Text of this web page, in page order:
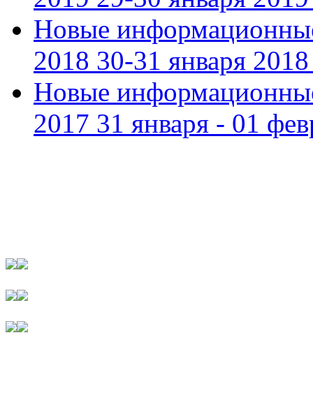
Новые
2018 30-31 января 2018
Новые
2017 31 января - 01